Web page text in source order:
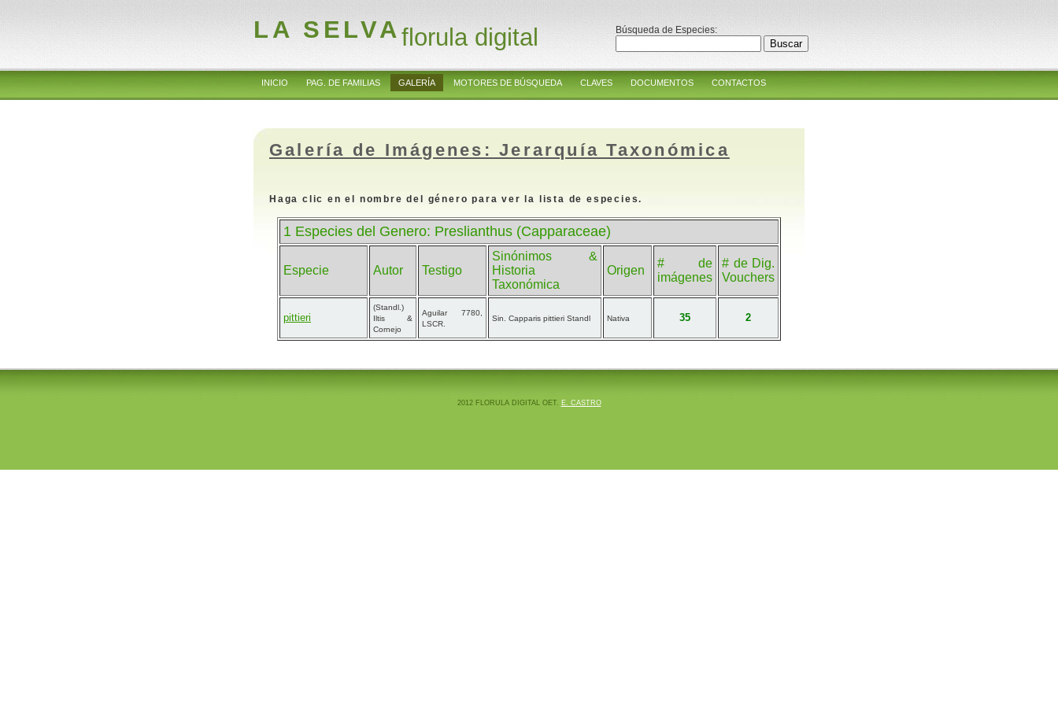
LA SELVAflorula digital Búsqueda de Especies:
INICIO PAG. DE FAMILIAS GALERÍA MOTORES DE BÚSQUEDA CLAVES DOCUMENTOS CONTACTOS
Galería de Imágenes: Jerarquía Taxonómica
Haga clic en el nombre del género para ver la lista de especies.
1 Especies del Genero: Preslianthus (Capparaceae)
Especie Autor Testigo
Sinónimos &
Historia
Taxonómica
Origen
# de
imágenes
# de Dig.
Vouchers
pittieri
(Standl.)
Iltis &
Cornejo
Aguilar 7780,
LSCR.
Sin. Capparis pittieri Standl Nativa 35 2
2012 FLORULA DIGITAL OET. E. CASTRO